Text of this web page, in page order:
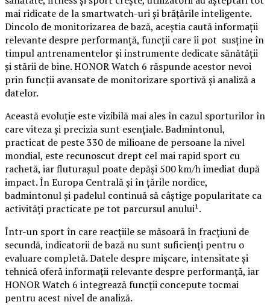
mai ridicate de la smartwatch-uri și brățările inteligente.
Dincolo de monitorizarea de bază, aceștia caută informații
relevante despre performanță, funcții care îi pot susține în
timpul antrenamentelor și instrumente dedicate sănătății
și stării de bine. HONOR Watch 6 răspunde acestor nevoi
prin funcții avansate de monitorizare sportivă și analiză a
datelor.
Această evoluție este vizibilă mai ales în cazul sporturilor în
care viteza și precizia sunt esențiale. Badmintonul,
practicat de peste 330 de milioane de persoane la nivel
mondial, este recunoscut drept cel mai rapid sport cu
rachetă, iar fluturașul poate depăși 500 km/h imediat după
impact. În Europa Centrală și în țările nordice,
badmintonul și padelul continuă să câștige popularitate ca
activități practicate pe tot parcursul anului¹.
Într-un sport în care reacțiile se măsoară în fracțiuni de
secundă, indicatorii de bază nu sunt suficienți pentru o
evaluare completă. Datele despre mișcare, intensitate și
tehnică oferă informații relevante despre performanță, iar
HONOR Watch 6 integrează funcții concepute tocmai
pentru acest nivel de analiză.